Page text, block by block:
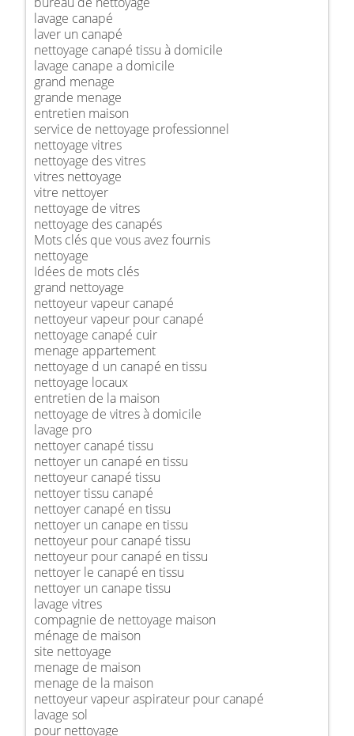
lavage canapé
laver un canapé
nettoyage canapé tissu à domicile
lavage canape a domicile
grand menage
grande menage
entretien maison
service de nettoyage professionnel
nettoyage vitres
nettoyage des vitres
vitres nettoyage
vitre nettoyer
nettoyage de vitres
nettoyage des canapés
Mots clés que vous avez fournis
nettoyage
Idées de mots clés
grand nettoyage
nettoyeur vapeur canapé
nettoyeur vapeur pour canapé
nettoyage canapé cuir
menage appartement
nettoyage d un canapé en tissu
nettoyage locaux
entretien de la maison
nettoyage de vitres à domicile
lavage pro
nettoyer canapé tissu
nettoyer un canapé en tissu
nettoyeur canapé tissu
nettoyer tissu canapé
nettoyer canapé en tissu
nettoyer un canape en tissu
nettoyeur pour canapé tissu
nettoyeur pour canapé en tissu
nettoyer le canapé en tissu
nettoyer un canape tissu
lavage vitres
compagnie de nettoyage maison
ménage de maison
site nettoyage
menage de maison
menage de la maison
nettoyeur vapeur aspirateur pour canapé
lavage sol
pour nettoyage